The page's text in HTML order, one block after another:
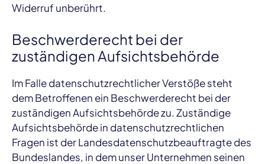
Widerruf unberührt.
Beschwerderecht bei der
zuständigen Aufsichtsbehörde
Im Falle datenschutzrechtlicher Verstöße steht
dem Betroffenen ein Beschwerderecht bei der
zuständigen Aufsichtsbehörde zu. Zuständige
Aufsichtsbehörde in datenschutzrechtlichen
Fragen ist der Landesdatenschutzbeauftragte des
Bundeslandes, in dem unser Unternehmen seinen